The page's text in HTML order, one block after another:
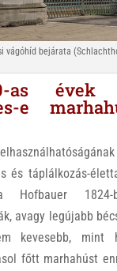
vágóhíd bejárata
as
e
és táplálkozás-
Hofbauer 1824-
avagy legújabb
kevesebb, mint
főtt marhahúst